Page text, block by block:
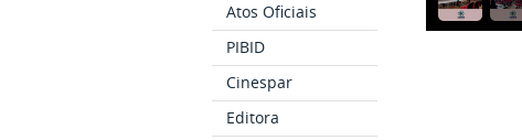
Atos Oficiais
PIBID
Cinespar
Editora